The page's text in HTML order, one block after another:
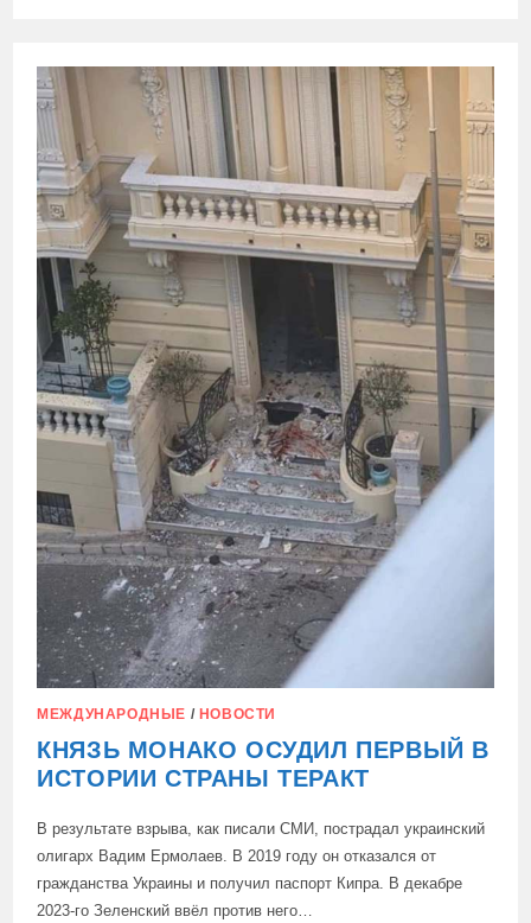
МЕЖДУ
АНАСТАСИЕЙ
БЕРЕЗОВСКОЙ,
УСТРОИВШЕЙ
ТЕРАКТ
МОНАКО,
И
АДМИНИСТРАЦИЕЙ
ЗЕЛЕНСКОГО
МЕЖДУНАРОДНЫЕ / НОВОСТИ
КНЯЗЬ МОНАКО ОСУДИЛ ПЕРВЫЙ В
ИСТОРИИ СТРАНЫ ТЕРАКТ
В результате взрыва, как писали СМИ, пострадал украинский
олигарх Вадим Ермолаев. В 2019 году он отказался от
гражданства Украины и получил паспорт Кипра. В декабре
2023-го Зеленский ввёл против него…